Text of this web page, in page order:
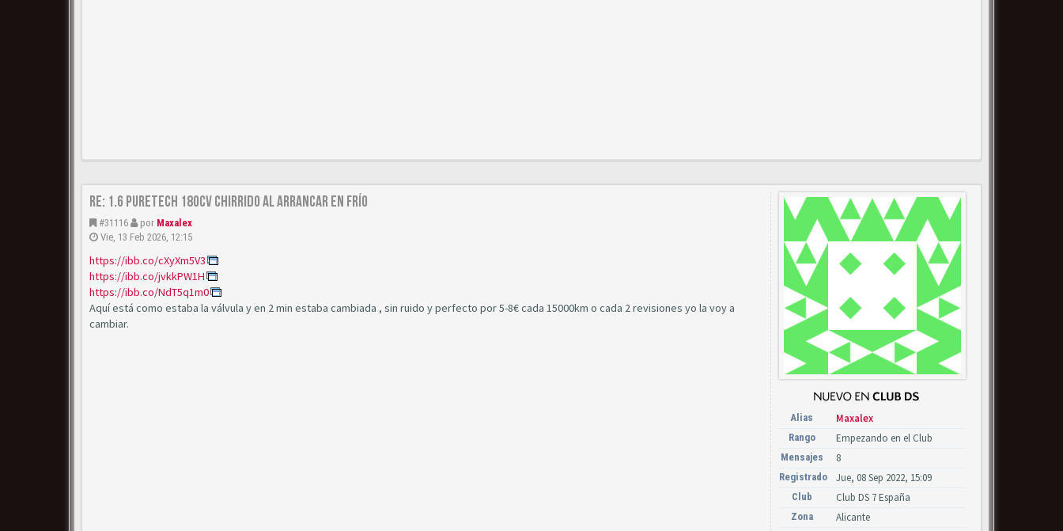
Re: 1.6 puretech 180cv chirrido al arrancar en frío
#31116 por Maxalex
Vie, 13 Feb 2026, 12:15
https://ibb.co/cXyXm5V3
https://ibb.co/jvkkPW1H
https://ibb.co/NdT5q1m0
Aquí está como estaba la válvula y en 2 min estaba cambiada , sin ruido y perfecto por 5-8€ cada 15000km o cada 2 revisiones yo la voy a
cambiar.
Alias Maxalex
Rango Empezando en el Club
Mensajes 8
Registrado Jue, 08 Sep 2022, 15:09
Club Club DS 7 España
Zona Alicante